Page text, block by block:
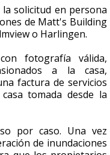
solicitud en persona
de Matt's Building
o Harlingen.
fotografía válida,
a la casa,
factura de servicios
tomada desde la
por caso. Una vez
de inundaciones